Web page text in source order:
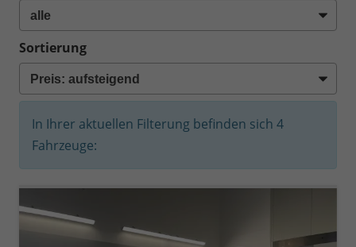
Sortierung
In Ihrer aktuellen Filterung befinden sich 4
Fahrzeuge: